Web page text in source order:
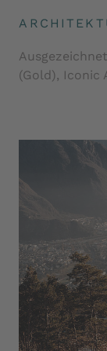
(Gold), Iconic